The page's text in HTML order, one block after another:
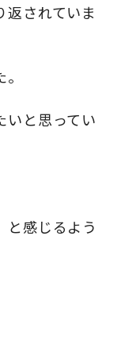
されていま
いと思ってい
と感じるよう